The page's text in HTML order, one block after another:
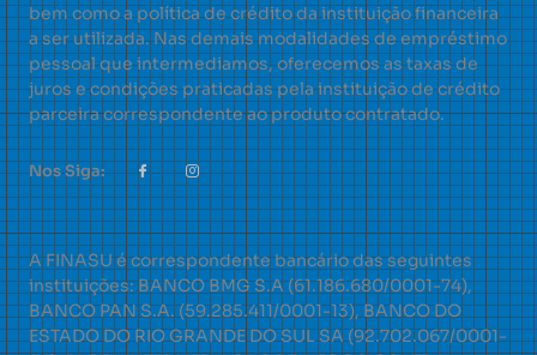
bem como a política de crédito da instituição financeira
a ser utilizada. Nas demais modalidades de empréstimo
pessoal que intermediamos, oferecemos as taxas de
juros e condições praticadas pela instituição de crédito
parceira correspondente ao produto contratado.
Nos Siga:
A FINASU é correspondente bancário das seguintes
instituições: BANCO BMG S.A (61.186.680/0001-74),
BANCO PAN S.A. (59.285.411/0001-13), BANCO DO
ESTADO DO RIO GRANDE DO SUL SA (92.702.067/0001-